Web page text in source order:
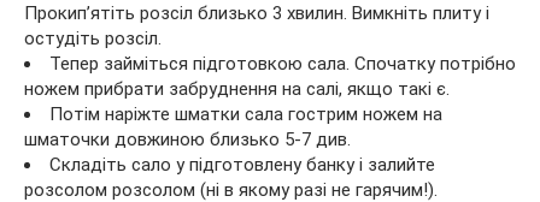
Прокип’ятіть розсіл близько 3 хвилин. Вимкніть плиту і
остудіть розсіл.
Тепер займіться підготовкою сала. Спочатку потрібно
ножем прибрати забруднення на салі, якщо такі є.
Потім наріжте шматки сала гострим ножем на
шматочки довжиною близько 5-7 див.
Складіть сало у підготовлену банку і залийте
розсолом розсолом (ні в якому разі не гарячим!).